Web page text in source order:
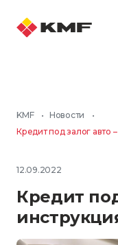
KMF • Новости
•
Кредит под залог авто
12.09.2022
Кредит